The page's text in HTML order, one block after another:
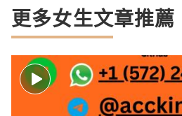
更多女生文章推薦